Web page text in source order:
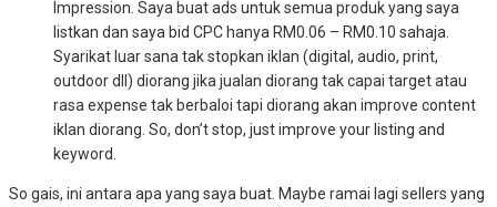
Impression. Saya buat ads untuk semua produk yang saya
listkan dan saya bid CPC hanya RM0.06 – RM0.10 sahaja.
Syarikat luar sana tak stopkan iklan (digital, audio, print,
outdoor dll) diorang jika jualan diorang tak capai target atau
rasa expense tak berbaloi tapi diorang akan improve content
iklan diorang. So, don’t stop, just improve your listing and
keyword.
So gais, ini antara apa yang saya buat. Maybe ramai lagi sellers yang